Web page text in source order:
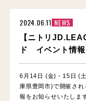
2024.06.11 NEWS
【ニトリ
ド イベント情報
6月14日 (金)・15日 (
庫県豊岡市)で開催さ
報をお知らせいたしま